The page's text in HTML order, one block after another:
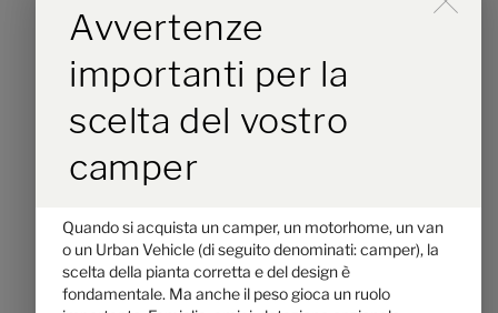
7,89 m
Seleziona il layout
Lo scorrimento attiva il
Avvertenze
importanti per la
scelta del vostro
camper
Quando si acquista un camper, un motorhome, un van
o un Urban Vehicle (di seguito denominati: camper), la
scelta della pianta corretta e del design è
fondamentale. Ma anche il peso gioca un ruolo